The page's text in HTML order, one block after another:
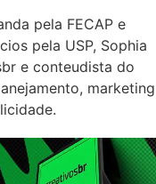
pela FECAP e
pela USP, Sophia
e conteudista do
marketing